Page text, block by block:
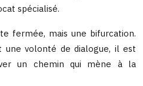
spécialisé.
fermée, mais une bifurcation.
volonté de dialogue, il est
un chemin qui mène à la